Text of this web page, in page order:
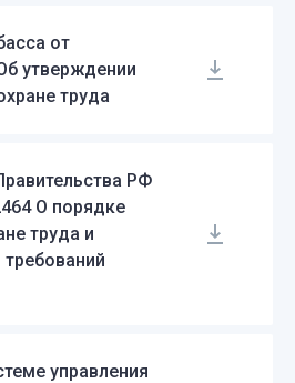
от
утверждении
труда
РФ
О порядке
труда и
управления